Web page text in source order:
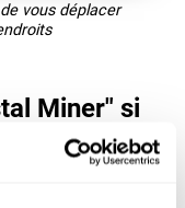
vous déplacer
Miner" si